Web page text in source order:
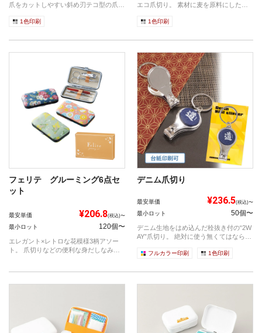
爪をカットしやすい斜め刃テコ型の爪切
1色印刷
エコ爪切り。 素材に麦を原料にしたス
1色印刷
フェリテ グルーミング6点セ
ット
最安単価 ¥206.8(税込)〜
最小ロット 120個〜
エレガント×レトロな花模様3柄アソー
ト。 爪切りなどの便利な身だしなみグ
デニム爪切り
最安単価 ¥236.5(税込)〜
最小ロット 50個〜
デニム生地をはめ込んだ栓抜き付の“2W
AY”爪切り。 絶対に使う無くてはなら
フルカラー印刷 1色印刷